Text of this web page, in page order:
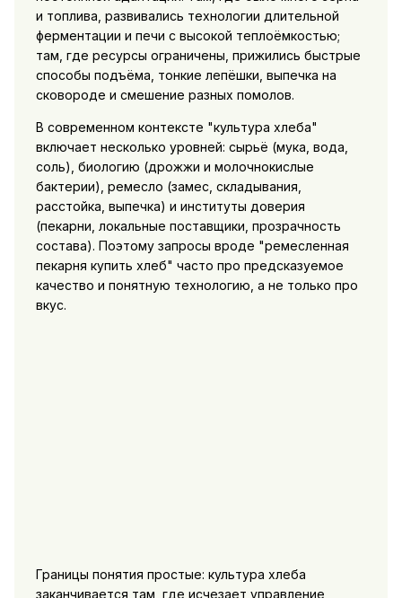
и топлива, развивались технологии длительной
ферментации и печи с высокой теплоёмкостью;
там, где ресурсы ограничены, прижились быстрые
способы подъёма, тонкие лепёшки, выпечка на
сковороде и смешение разных помолов.
В современном контексте "культура хлеба"
включает несколько уровней: сырьё (мука, вода,
соль), биологию (дрожжи и молочнокислые
бактерии), ремесло (замес, складывания,
расстойка, выпечка) и институты доверия
(пекарни, локальные поставщики, прозрачность
состава). Поэтому запросы вроде "ремесленная
пекарня купить хлеб" часто про предсказуемое
качество и понятную технологию, а не только про
вкус.
Границы понятия простые: культура хлеба
заканчивается там, где исчезает управление